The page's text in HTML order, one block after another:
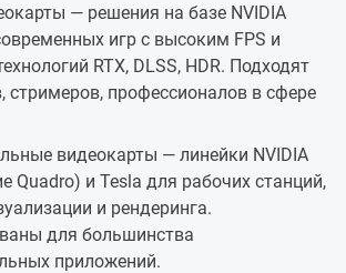
— решения на базе NVIDIA
игр с высоким FPS и
RTX, DLSS, HDR. Подходят
стримеров, профессионалов в сфере
видеокарты — линейки NVIDIA
Quadro) и Tesla для рабочих станций,
и рендеринга.
для большинства
приложений.